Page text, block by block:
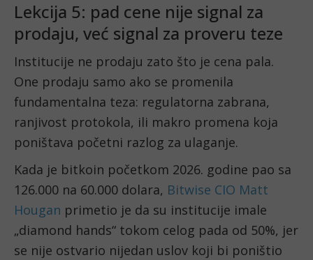
Lekcija 5: pad cene nije signal za
prodaju, već signal za proveru teze
Institucije ne prodaju zato što je cena pala.
One prodaju samo ako se promenila
fundamentalna teza: regulatorna zabrana,
ranjivost protokola, ili makro promena koja
poništava početni razlog za ulaganje.
Kada je bitkoin početkom 2026. godine pao sa
126.000 na 60.000 dolara, Bitwise CIO Matt
Hougan primetio je da su institucije imale
„diamond hands“ tokom celog pada od 50%, jer
se nije ostvario nijedan uslov koji bi poništio